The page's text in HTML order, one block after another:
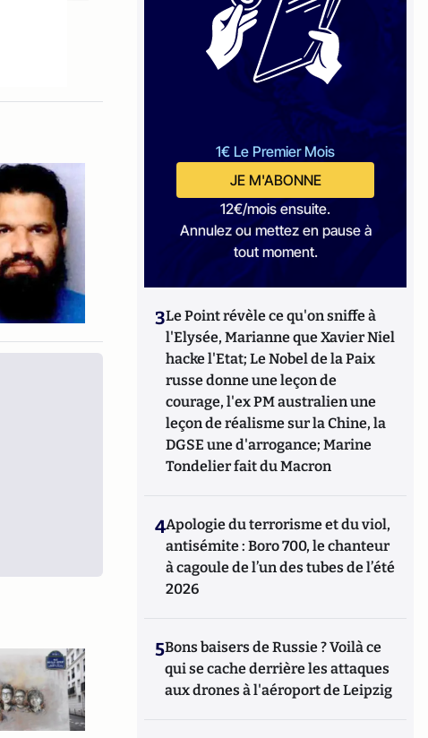
1€ Le Premier Mois
JE M'ABONNE
12€/mois ensuite.
Annulez ou mettez en pause à
tout moment.
3Le Point révèle ce qu'on sniffe à
l'Elysée, Marianne que Xavier Niel
hacke l'Etat; Le Nobel de la Paix
russe donne une leçon de
courage, l'ex PM australien une
leçon de réalisme sur la Chine, la
DGSE une d'arrogance; Marine
Tondelier fait du Macron
4Apologie du terrorisme et du viol,
antisémite : Boro 700, le chanteur
à cagoule de l’un des tubes de l’été
2026
5Bons baisers de Russie ? Voilà ce
qui se cache derrière les attaques
aux drones à l'aéroport de Leipzig